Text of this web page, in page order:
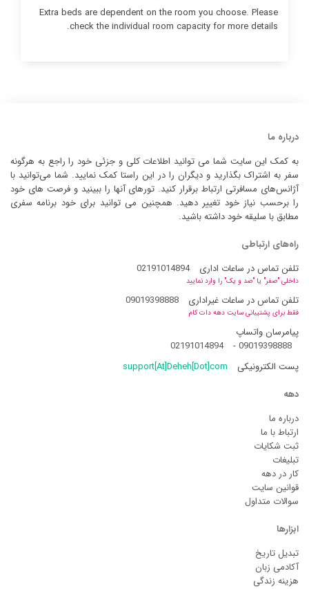
Extra beds are dependent on the room you choose. Please
check the individual room capacity for more details.
درباره ما
به کمک این سایت شما می توانید اطلاعات کلی و جزئی خود را راجع به هرگونه
سفر به اشتراک بگذارید و دیگران را در این راستا کمک نمایید. شما می‌توانید با
آژانس‌های مسافرتی ارتباط برقرار کنید. تورهای آنها را ببینید و فرصت های خود
را برحسب نیاز خود تغییر دهید. همچنین می توانید برای خود برنامه سفری
مطابق با سلیقه خود داشته باشید.
راه‌های ارتباطی
تلفن تماس در ساعات اداری
02191014894
داخلی "صفر" یا "صد و یک" را وارد نمایید
تلفن تماس در ساعات غیراداری 09019398888
فقط برای پشتیبانی سایت دهه دات کام
پیامرسان واتساپ
09019398888
-
02191014894
پست الکترونیکی
support[At]Deheh[Dot]com
دهه
درباره ما
ارتباط با ما
ثبت شکایات
تبلیغات
کار در دهه
قوانین سایت
سوالات متداول
ابزارها
تبدیل تاریخ
آکادمی زبان
هزینه زندگی